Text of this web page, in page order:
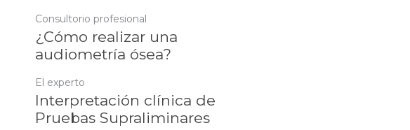
Consultorio profesional
¿Cómo realizar una
audiometría ósea?
El experto
Interpretación clínica de
Pruebas Supraliminares